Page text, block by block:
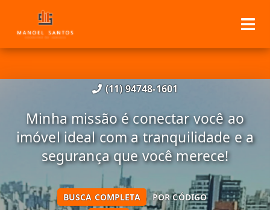
(11) 94748-1601
Minha missão é conectar você ao
imóvel ideal com a tranquilidade e a
segurança que você merece!
BUSCA COMPLETA POR CÓDIGO